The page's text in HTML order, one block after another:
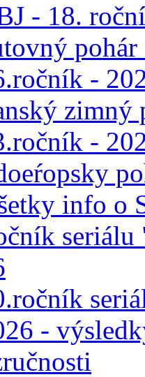
- 18.
-
zimný
-
info o
-